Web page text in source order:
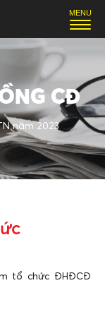
CĐ
năm 2023
tổ chức ĐHĐCĐ